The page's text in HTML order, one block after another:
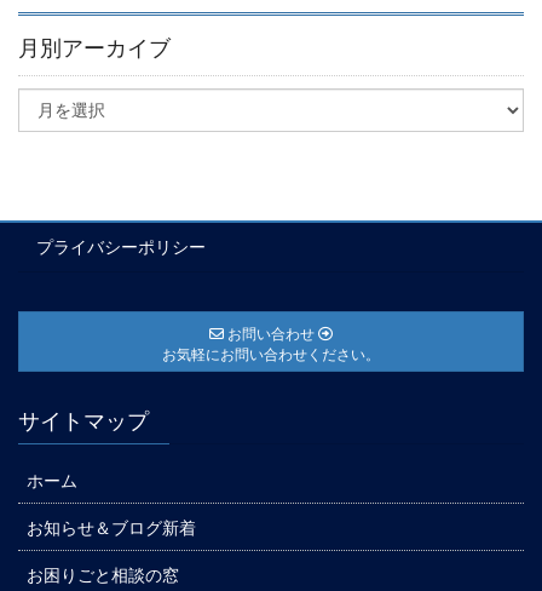
月別アーカイブ
プライバシーポリシー
お問い合わせ
お気軽にお問い合わせください。
サイトマップ
ホーム
お知らせ＆ブログ新着
お困りごと相談の窓